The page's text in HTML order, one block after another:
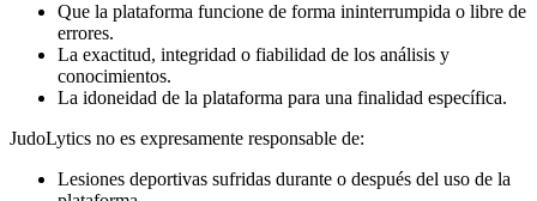
Que la plataforma funcione de forma ininterrumpida o libre de
errores.
La exactitud, integridad o fiabilidad de los análisis y
conocimientos.
La idoneidad de la plataforma para una finalidad específica.
JudoLytics no es expresamente responsable de:
Lesiones deportivas sufridas durante o después del uso de la